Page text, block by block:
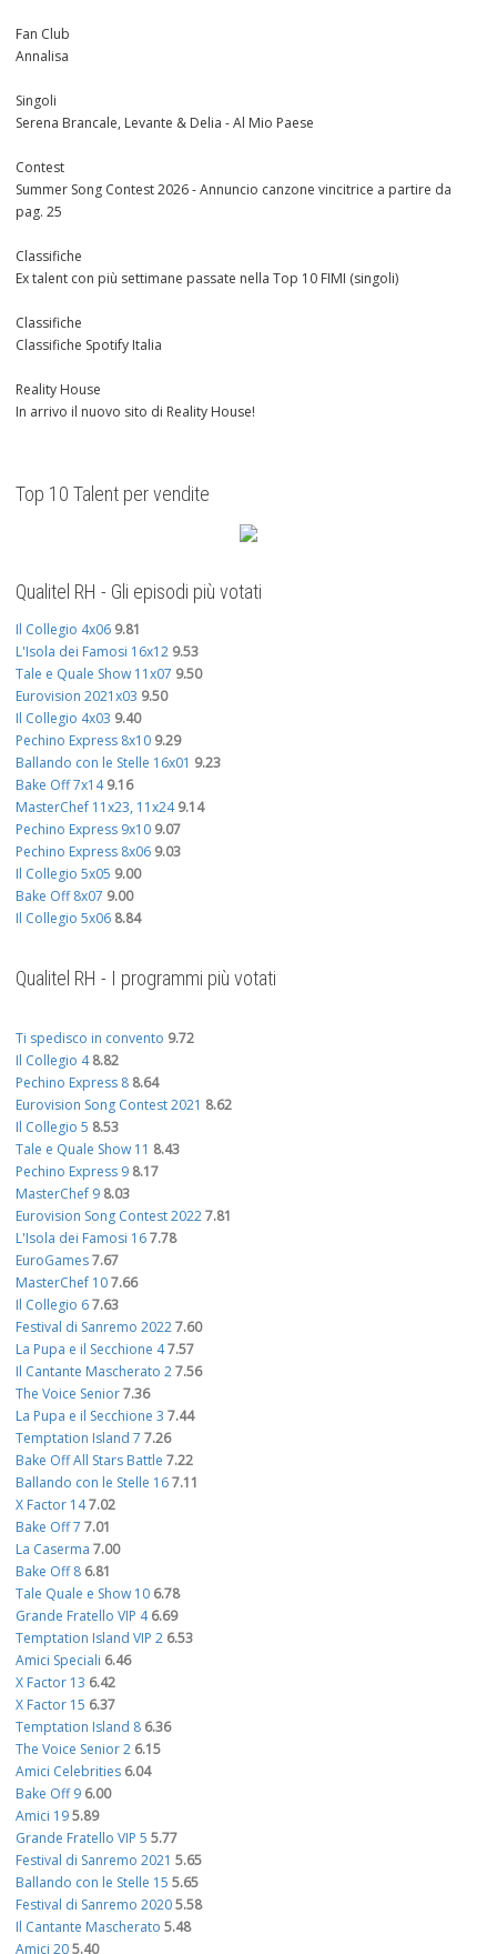
Fan Club
Annalisa
Singoli
Serena Brancale, Levante & Delia - Al Mio Paese
Contest
Summer Song Contest 2026 - Annuncio canzone vincitrice a partire da
pag. 25
Classifiche
Ex talent con più settimane passate nella Top 10 FIMI (singoli)
Classifiche
Classifiche Spotify Italia
Reality House
In arrivo il nuovo sito di Reality House!
Top 10 Talent per vendite
Qualitel RH - Gli episodi più votati
Il Collegio 4x06 9.81
L'Isola dei Famosi 16x12 9.53
Tale e Quale Show 11x07 9.50
Eurovision 2021x03 9.50
Il Collegio 4x03 9.40
Pechino Express 8x10 9.29
Ballando con le Stelle 16x01 9.23
Bake Off 7x14 9.16
MasterChef 11x23, 11x24 9.14
Pechino Express 9x10 9.07
Pechino Express 8x06 9.03
Il Collegio 5x05 9.00
Bake Off 8x07 9.00
Il Collegio 5x06 8.84
Qualitel RH - I programmi più votati
Ti spedisco in convento 9.72
Il Collegio 4 8.82
Pechino Express 8 8.64
Eurovision Song Contest 2021 8.62
Il Collegio 5 8.53
Tale e Quale Show 11 8.43
Pechino Express 9 8.17
MasterChef 9 8.03
Eurovision Song Contest 20227.81
L'Isola dei Famosi 167.78
EuroGames7.67
MasterChef 107.66
Il Collegio 67.63
Festival di Sanremo 20227.60
La Pupa e il Secchione 47.57
Il Cantante Mascherato 27.56
The Voice Senior7.36
La Pupa e il Secchione 3 7.44
Temptation Island 7 7.26
Bake Off All Stars Battle 7.22
Ballando con le Stelle 167.11
X Factor 147.02
Bake Off 7 7.01
La Caserma 7.00
Bake Off 8 6.81
Tale Quale e Show 10 6.78
Grande Fratello VIP 4 6.69
Temptation Island VIP 2 6.53
Amici Speciali 6.46
X Factor 13 6.42
X Factor 15 6.37
Temptation Island 8 6.36
The Voice Senior 2 6.15
Amici Celebrities 6.04
Bake Off 9 6.00
Amici 195.89
Grande Fratello VIP 5 5.77
Festival di Sanremo 2021 5.65
Ballando con le Stelle 15 5.65
Festival di Sanremo 20205.58
Il Cantante Mascherato 5.48
Amici 205.40